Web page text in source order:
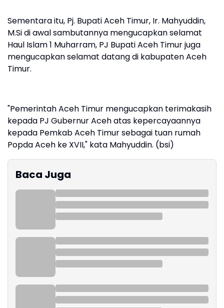
Sementara itu, Pj. Bupati Aceh Timur, Ir. Mahyuddin,
M.Si di awal sambutannya mengucapkan selamat
Haul Islam 1 Muharram, PJ Bupati Aceh Timur juga
mengucapkan selamat datang di kabupaten Aceh
Timur.
"Pemerintah Aceh Timur mengucapkan terimakasih
kepada PJ Gubernur Aceh atas kepercayaannya
kepada Pemkab Aceh Timur sebagai tuan rumah
Popda Aceh ke XVII," kata Mahyuddin. (bsi)
Baca Juga